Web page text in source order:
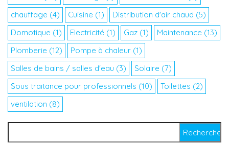
chauffage (4) Cuisine (1) Distribution d'air chaud (5)
Domotique (1) Electricité (1) Gaz (1) Maintenance (13)
Plomberie (12) Pompe à chaleur (1)
Salles de bains / salles d'eau (3) Solaire (7)
Sous traitance pour professionnels (10) Toilettes (2)
ventilation (8)